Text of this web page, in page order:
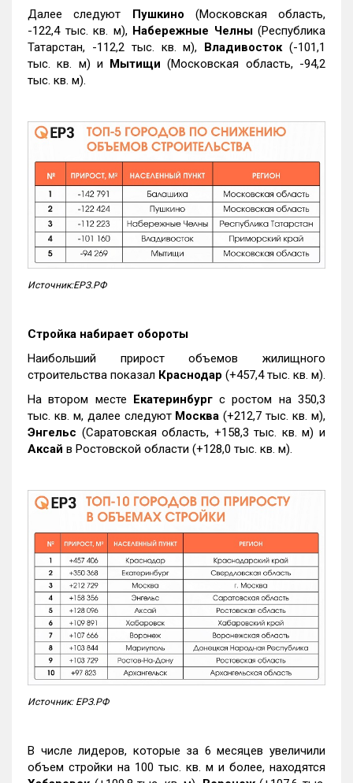
Далее следуют Пушкино (Московская область,
-122,4 тыс. кв. м), Набережные Челны(Республика
Татарстан, -112,2 тыс. кв. м), Владивосток(-101,1
тыс. кв. м) и Мытищи (Московская область, -94,2
тыс. кв. м).
Источник:ЕРЗ.РФ
Стройка набирает обороты
Наибольший прирост объемов жилищного
строительства показал Краснодар (+457,4 тыс. кв. м).
На втором месте Екатеринбургс ростом на 350,3
тыс. кв. м, далее следуют Москва (+212,7 тыс. кв. м),
Энгельс (Саратовская область, +158,3 тыс. кв. м) и
Аксай в Ростовской области (+128,0 тыс. кв. м).
Источник: ЕРЗ.РФ
В числе лидеров, которые за 6 месяцев увеличили
объем стройки на 100 тыс. кв. м и более, находятся